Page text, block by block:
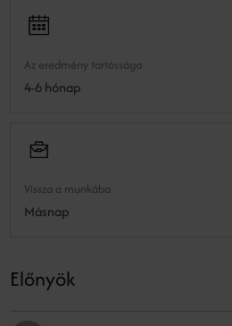
Az eredmény tartóssága
4-6 hónap
Vissza a munkába
Másnap
Előnyök